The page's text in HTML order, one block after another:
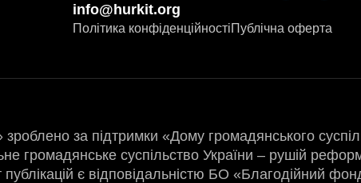
info@hurkit.org
Політика конфіденційностіПублічна оферта
за підтримки «Дому громадянського
суспільство України – рушій реформ
є відповідальністю БО «Благодійний фонд